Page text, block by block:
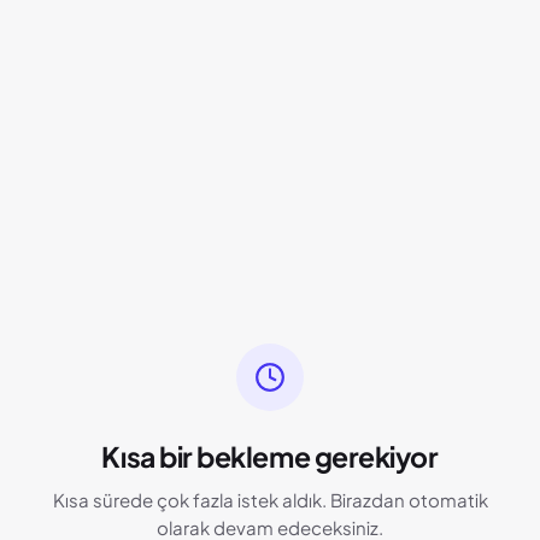
Kısa bir bekleme gerekiyor
Kısa sürede çok fazla istek aldık. Birazdan otomatik
olarak devam edeceksiniz.